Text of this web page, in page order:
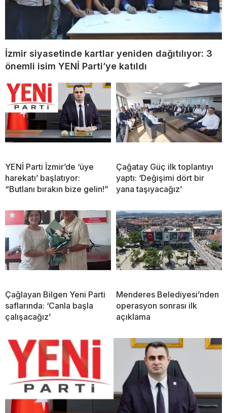
İzmir siyasetinde kartlar yeniden dağıtılıyor: 3
önemli isim YENİ Parti’ye katıldı
YENİ Parti İzmir’de ‘üye
harekatı’ başlatıyor:
“Butlanı bırakın bize gelin!”
Çağatay Güç ilk toplantıyı
yaptı: ‘Değişimi dört bir
yana taşıyacağız’
Çağlayan Bilgen Yeni Parti
saflarında: ‘Canla başla
çalışacağız’
Menderes Belediyesi’nden
operasyon sonrası ilk
açıklama